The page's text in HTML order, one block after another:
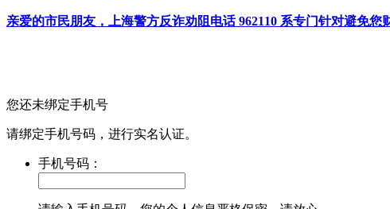
亲爱的市民朋友，上海警方反诈劝阻电话 962110 系专门针对避免您
您还未绑定手机号
请绑定手机号码，进行实名认证。
手机号码：